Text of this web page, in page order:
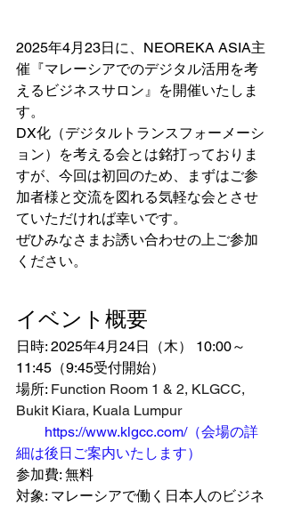
2025年4月23日に、NEOREKA ASIA主
催『マレーシアでのデジタル活用を考
えるビジネスサロン』を開催いたしま
す。
DX化（デジタルトランスフォーメーシ
ョン）を考える会とは銘打っておりま
すが、今回は初回のため、まずはご参
加者様と交流を図れる気軽な会とさせ
ていただければ幸いです。
ぜひみなさまお誘い合わせの上ご参加
ください。
イベント概要
日時: 2025年4月24日（木） 10:00～
11:45（9:45受付開始）
場所: Function Room 1 & 2, KLGCC,
Bukit Kiara, Kuala Lumpur
https://www.klgcc.com/（会場の詳
細は後日ご案内いたします）
参加費: 無料
対象: マレーシアで働く日本人のビジネ